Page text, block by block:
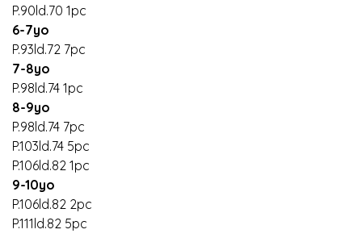
P.90ld.70 1pc
6-7yo
P.93ld.72 7pc
7-8yo
P.98ld.74 1pc
8-9yo
P.98ld.74 7pc
P.103ld.74 5pc
P.106ld.82 1pc
9-10yo
P.106ld.82 2pc
P.111ld.82 5pc